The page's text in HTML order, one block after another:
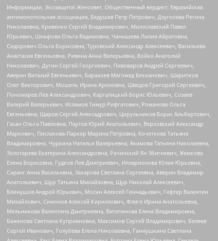
Информации, Экозащита!-Женсовет, Общественный вердикт, Евразийская
антимонопольная ассоциация, Бедушев Петр Петрович, Дзугкоева Регина
Николаевна, Кривенко Сергей Владимирович, Милославский Павел
Юрьевич, Шнырова Ольга Вадимовна, Чанышева Лилия Айратовна,
Сидорович Ольга Борисовна, Туровский Александр Алексеевич, Васильева
Анастасия Евгеньевна, Ривина Анна Валерьевна, Бойко Анатолий
Николаевич, Дугин Сергей Георгиевич, Пивоваров Андрей Сергеевич,
Аверин Виталий Евгеньевич, Барахоев Магомед Бекханович, Шарипков
Олег Викторович, Мошель Ирина Ароновна, Шведов Григорий Сергеевич,
Пономарев Лев Александрович, Каргалицкий Борис Юльевич, Созаев
Валерий Валерьевич, Исламов Тимур Рифгатович, Романова Ольга
Евгеньевна, Щаров Сергей Алексадрович, Цирульников Борис Альбертович,
Гасан Ольга Павловна, Паутов Юрий Анатольевич, Верховский Александр
Маркович, Пислакова-Паркер Марина Петровна, Кочеткова Татьяна
Владимировна, Чуркина Наталья Валерьевна, Акимова Татьяна Николаевна,
Золотарева Екатерина Александровна, Рачинский Ян Збигневич, Жемкова
Елена Борисовна, Гудков Лев Дмитриевич, Илларионова Юлия Юрьевна,
Саранг Анна Васильевна, Захарова Светлана Сергеевна, Аверин Владимир
Анатольевич, Щур Татьяна Михайловна, Щур Николай Алексеевич,
Блинушов Андрей Юрьевич, Мосин Алексей Геннадьевич, Гефтер Валентин
Михайлович, Симонов Алексей Кириллович, Флиге Ирина Анатольевна,
Мельникова Валентина Дмитриевна, Вититинова Елена Владимировна,
Баженова Светлана Куприяновна, Максимов Сергей Владимирович, Беляев
Сергей Иванович, Голубева Елена Николаевна, Ганнушкина Светлана